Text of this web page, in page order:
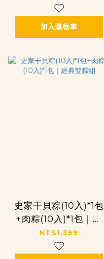
加入購物車
史家干貝粽(10入)*1包
+肉粽(10入)*1包｜經
典雙粽組
NT$1,399